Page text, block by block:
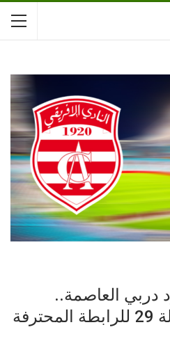
دربي العاصمة..
وتعيينات حكام الجولة 29 للرابطة المحترفة